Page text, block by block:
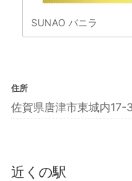
SUNAO バニラ
住所
佐賀県唐津市東城内17-
近くの駅